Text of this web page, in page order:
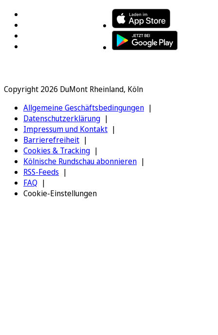
Copyright 2026 DuMont Rheinland, Köln
Allgemeine Geschäftsbedingungen
Datenschutzerklärung
Impressum und Kontakt
Barrierefreiheit
Cookies & Tracking
Kölnische Rundschau abonnieren
RSS-Feeds
FAQ
Cookie-Einstellungen